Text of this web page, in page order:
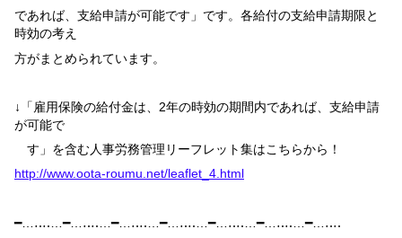
であれば、支給申請が可能です」です。各給付の支給申請期限と
時効の考え
方がまとめられています。
↓「雇用保険の給付金は、 2年の時効の期間内であれば、支給申請
が可能で
す」を含む人事労務管理リーフレット集はこちらから！
http://www.oota-roumu.net/leaflet_4.html
━…‥‥…━…‥‥…━…‥‥…━…‥‥…━…‥‥…━…‥‥…━…‥‥